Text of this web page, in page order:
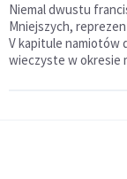
Niemal dwustu
Mniejszych,
V kapitule namiotów
wieczyste w okresie